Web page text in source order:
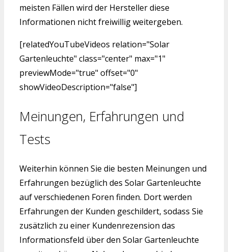
meisten Fällen wird der Hersteller diese
Informationen nicht freiwillig weitergeben.
[relatedYouTubeVideos relation="Solar
Gartenleuchte" class="center" max="1"
previewMode="true" offset="0"
showVideoDescription="false"]
Meinungen, Erfahrungen und
Tests
Weiterhin können Sie die besten Meinungen und
Erfahrungen bezüglich des Solar Gartenleuchte
auf verschiedenen Foren finden. Dort werden
Erfahrungen der Kunden geschildert, sodass Sie
zusätzlich zu einer Kundenrezension das
Informationsfeld über den Solar Gartenleuchte